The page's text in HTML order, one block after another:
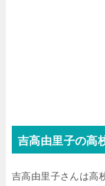
吉高由里子の高
吉高由里子さんは高